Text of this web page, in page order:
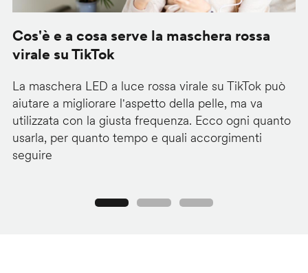
Cos'è e a cosa serve la maschera rossa
virale su TikTok
La maschera LED a luce rossa virale su TikTok può
aiutare a migliorare l'aspetto della pelle, ma va
utilizzata con la giusta frequenza. Ecco ogni quanto
usarla, per quanto tempo e quali accorgimenti
seguire